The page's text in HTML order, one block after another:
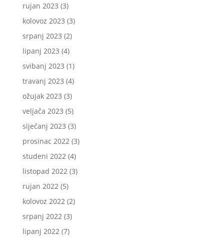
rujan 2023 (3)
kolovoz 2023 (3)
srpanj 2023 (2)
lipanj 2023 (4)
svibanj 2023 (1)
travanj 2023 (4)
ožujak 2023 (3)
veljača 2023 (5)
siječanj 2023 (3)
prosinac 2022(3)
studeni 2022(4)
listopad 2022(3)
rujan 2022(5)
kolovoz 2022(2)
srpanj 2022(3)
lipanj 2022(7)